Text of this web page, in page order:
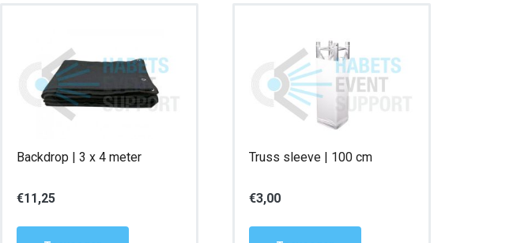
Backdrop | 3 x 4 meter
€11,25
Truss sleeve | 100 cm
€3,00